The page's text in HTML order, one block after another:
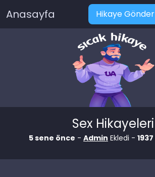
Anasayfa Hikaye Gönder
Sex Hikayeleri
5 sene önce - Admin Ekledi - 1937